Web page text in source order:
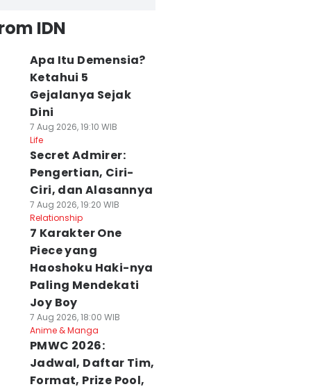
IDN
Apa Itu Demensia?
Ketahui 5
Gejalanya Sejak
Dini
7 Aug 2026, 19:10 WIB
Life
Secret Admirer:
Pengertian, Ciri-
Ciri, dan Alasannya
7 Aug 2026, 19:20 WIB
Relationship
7 Karakter One
Piece yang
Haoshoku Haki-nya
Paling Mendekati
Joy Boy
7 Aug 2026, 18:00 WIB
Anime & Manga
PMWC 2026:
Jadwal, Daftar Tim,
Format, Prize Pool,